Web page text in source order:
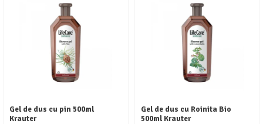
Gel de dus cu pin 500ml
Krauter
Gel de dus cu Roinita Bio
500ml Krauter